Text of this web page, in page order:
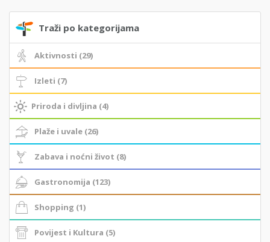
Traži po kategorijama
Aktivnosti (29)
Izleti (7)
Priroda i divljina (4)
Plaže i uvale (26)
Zabava i noćni život (8)
Gastronomija (123)
Shopping (1)
Povijest i Kultura (5)